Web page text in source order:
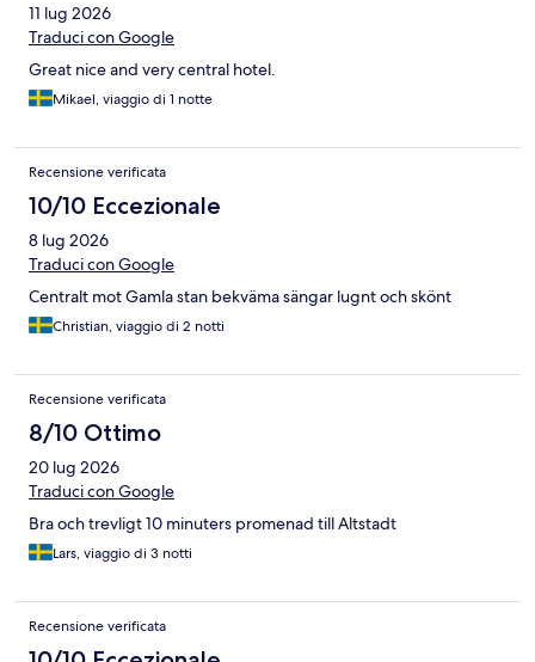
11 lug 2026
Traduci con Google
Great nice and very central hotel.
Mikael, viaggio di 1 notte
Recensione verificata
10/10 Eccezionale
8 lug 2026
Traduci con Google
Centralt mot Gamla stan bekväma sängar lugnt och skönt
Christian, viaggio di 2 notti
Recensione verificata
8/10 Ottimo
20 lug 2026
Traduci con Google
Bra och trevligt 10 minuters promenad till Altstadt
Lars, viaggio di 3 notti
Recensione verificata